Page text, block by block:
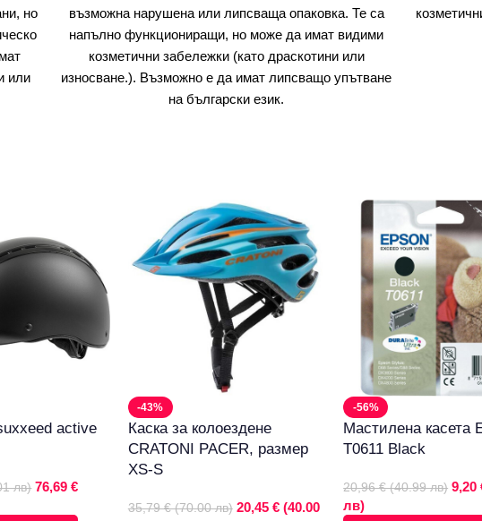
но
или
възможна нарушена или липсваща опаковка. Те са
напълно функциониращи, но може да имат видими
козметични забележки (като драскотини или
износване.). Възможно е да имат липсващо упътване
на български език.
active
лв) 76,69 €
-43%
Каска за колоездене
CRATONI PACER, размер
XS-S
35,79 € (70.00 лв) 20,45 € (40.00
-56%
Мастилена касета
T0611 Black
20,96 € (40.99 лв) 9,20
лв)